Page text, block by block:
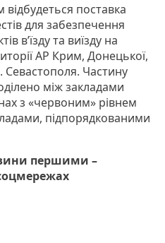
поставка
для забезпечення
в’їзду та виїзду на
АР Крим, Донецької,
Севастополя. Частину
між закладами
з «червоним» рівнем
підпорядкованими
першими –